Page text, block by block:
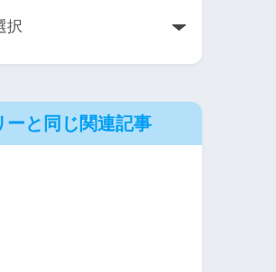
ーと同じ関連記事